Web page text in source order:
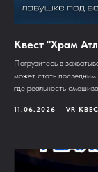
Квест "Храм
Погрузитесь в
может стать
где реальность
11.06.2026 VR